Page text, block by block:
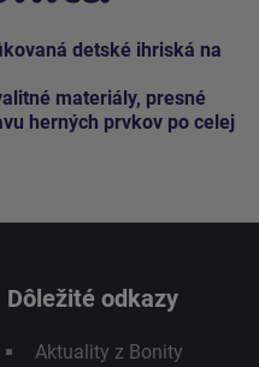
detské ihriská na
materiály, presné
herných prvkov po celej
Dôležité odkazy
Aktuality z Bonity